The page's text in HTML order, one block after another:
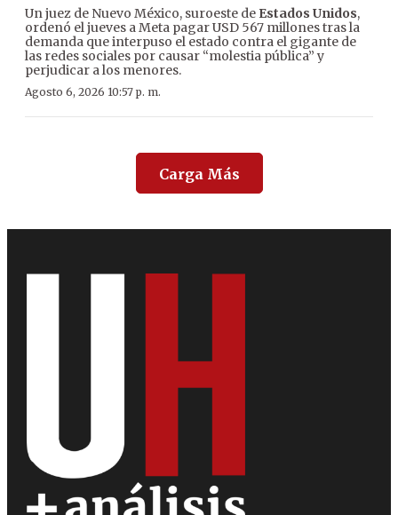
Un juez de Nuevo México, suroeste de Estados Unidos,
ordenó el jueves a Meta pagar USD 567 millones tras la
demanda que interpuso el estado contra el gigante de
las redes sociales por causar “molestia pública” y
perjudicar a los menores.
Agosto 6, 2026 10:57 p. m.
Carga Más